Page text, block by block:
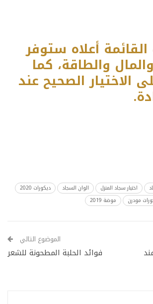
أعلاه ستوفر
والطاقة، كما
الاختيار الصحيح عند
اختيار سجاد المنزل الوان السجاد
ديكورات 2020
مودرن موضة 2019
الموضوع التالي
فوائد الحلبة المطحونة للشعر